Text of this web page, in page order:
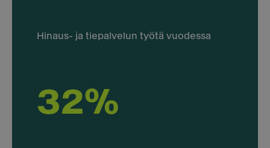
Hinaus- ja tiepalvelun työtä vuodessa
32%